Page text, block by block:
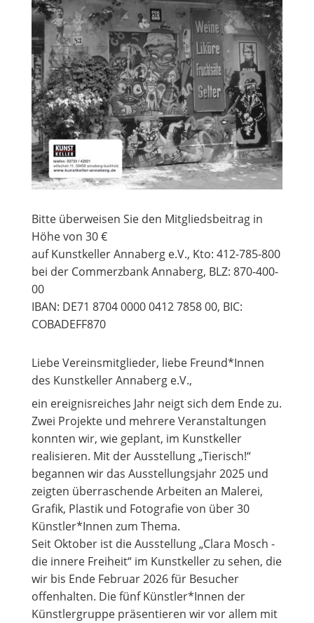
Bitte überweisen Sie den Mitgliedsbeitrag in
Höhe von 30 €
auf Kunstkeller Annaberg e.V., Kto: 412-785-800
bei der Commerzbank Annaberg, BLZ: 870-400-
00
IBAN: DE71 8704 0000 0412 7858 00, BIC:
COBADEFF870
Liebe Vereinsmitglieder, liebe Freund*Innen
des Kunstkeller Annaberg e.V.,
ein ereignisreiches Jahr neigt sich dem Ende zu.
Zwei Projekte und mehrere Veranstaltungen
konnten wir, wie geplant, im Kunstkeller
realisieren. Mit der Ausstellung „Tierisch!“
begannen wir das Ausstellungsjahr 2025 und
zeigten überraschende Arbeiten an Malerei,
Grafik, Plastik und Fotografie von über 30
Künstler*Innen zum Thema.
Seit Oktober ist die Ausstellung „Clara Mosch -
die innere Freiheit“ im Kunstkeller zu sehen, die
wir bis Ende Februar 2026 für Besucher
offenhalten. Die fünf Künstler*Innen der
Künstlergruppe präsentieren wir vor allem mit